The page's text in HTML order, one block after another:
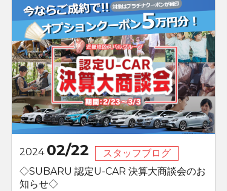
2024 02/22
スタッフブログ
◇SUBARU 認定U-CAR 決算大商談会のお
知らせ◇